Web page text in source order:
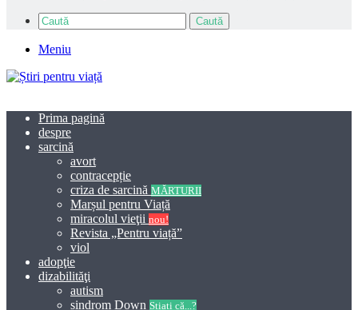
Caută
Meniu
Prima pagină
despre
sarcină
avort
contracepție
criza de sarcină MĂRTURII
Marșul pentru Viață
miracolul vieţii nou!
Revista „Pentru viață”
viol
adopţie
dizabilităţi
autism
sindrom Down Știați că...?